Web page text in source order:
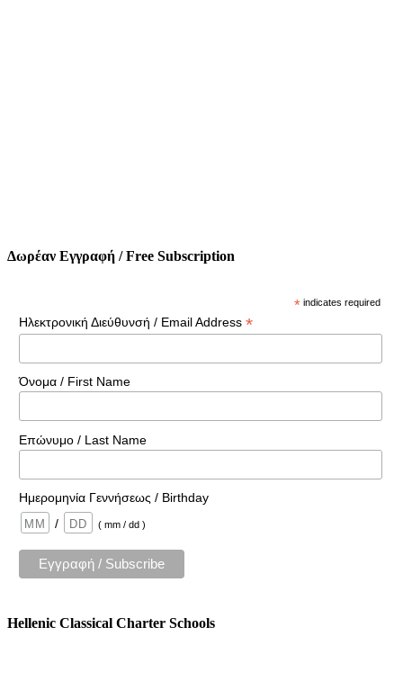
Δωρέαν Εγγραφή / Free Subscription
* indicates required
Ηλεκτρονική Διεύθυνσή / Email Address *
Όνομα / First Name
Επώνυμο / Last Name
Ημερομηνία Γεννήσεως / Birthday
/
( mm / dd )
Hellenic Classical Charter Schools